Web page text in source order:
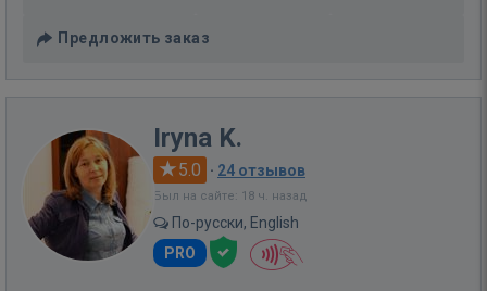
Предложить заказ
Iryna K.
5.0 · 24 отзывов
Был на сайте: 18 ч. назад
По-русски, English
PRO